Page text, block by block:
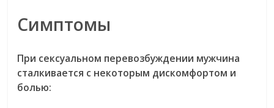
Симптомы
При сексуальном перевозбуждении мужчина
сталкивается с некоторым дискомфортом и
болью: